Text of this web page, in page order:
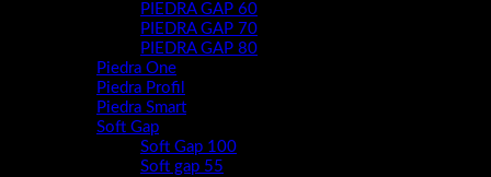
PIEDRA GAP 60
PIEDRA GAP 70
PIEDRA GAP 80
Piedra One
Piedra Profil
Piedra Smart
Soft Gap
Soft Gap 100
Soft gap 55